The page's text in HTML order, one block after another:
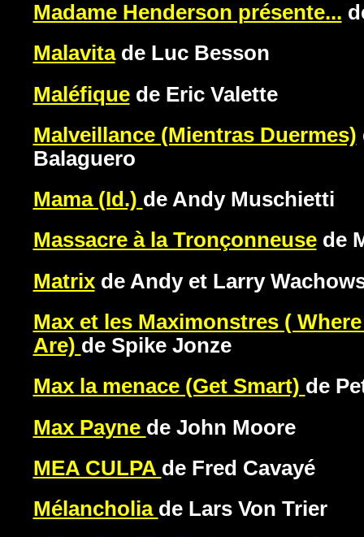
Madame Henderson présente...
Malavitade Luc Besson
Maléfiquede Eric Valette
Malveillance (Mientras Duermes)
Balaguero
Mama (Id.) de Andy Muschietti
Massacre à la Tronçonneusede
Matrixde Andy et Larry
Max et les Maximonstres (
Are) de Spike Jonze
Max la menace (Get Smart) de
Max Payne de John Moore
MEA CULPA de Fred Cavayé
Mélancholia de Lars Von Trier